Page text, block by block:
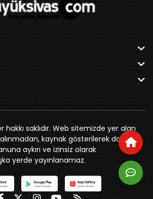
İnönü Bulvarı Özkahya Apt. Kat:3 D:7
saklıdır. Web sitemizde yer alan
kaynak gösterilerek dahi
aykırı ve izinsiz olarak
yerde yayınlanamaz.